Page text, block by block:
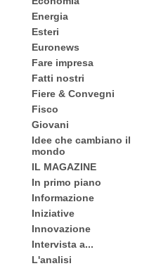
Energia
Esteri
Euronews
Fare impresa
Fatti nostri
Fiere & Convegni
Fisco
Giovani
Idee che cambiano il
mondo
IL MAGAZINE
In primo piano
Informazione
Iniziative
Innovazione
Intervista a...
L'analisi